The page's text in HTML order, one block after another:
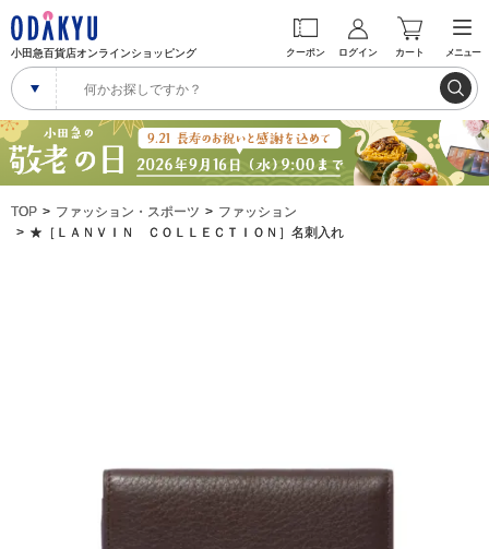
小田急百貨店オンラインショッピング クーポン ログイン カート メニュー
TOP ファッション・スポーツ
ファッション
★［ＬＡＮＶＩＮ ＣＯＬＬＥＣＴＩＯＮ］名刺入れ